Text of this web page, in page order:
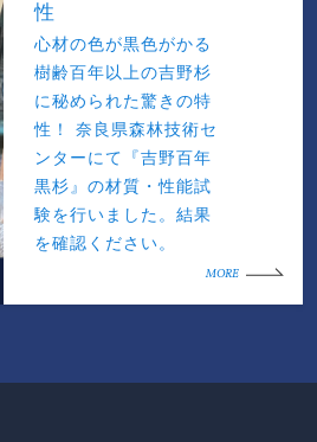
性
心材の色が黒色がかる
樹齢百年以上の吉野杉
に秘められた驚きの特
性！ 奈良県森林技術セ
ンターにて『吉野百年
黒杉』の材質・性能試
験を行いました。結果
を確認ください。
MORE